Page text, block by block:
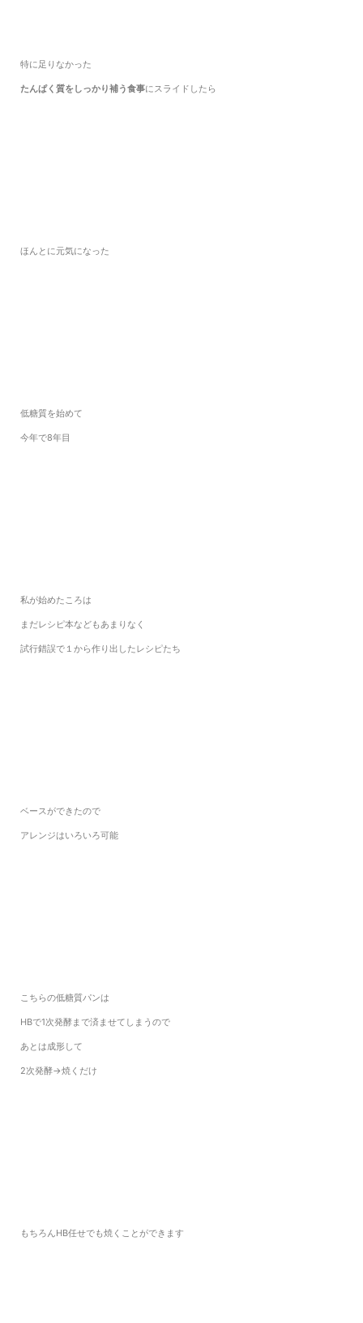
特に足りなかった
たんぱく質をしっかり補う食事にスライドしたら
ほんとに元気になった
低糖質を始めて
今年で8年目
私が始めたころは
まだレシピ本などもあまりなく
試行錯誤で１から作り出したレシピたち
ベースができたので
アレンジはいろいろ可能
こちらの低糖質パンは
HBで1次発酵まで済ませてしまうので
あとは成形して
2次発酵→焼くだけ
もちろんHB任せでも焼くことができます